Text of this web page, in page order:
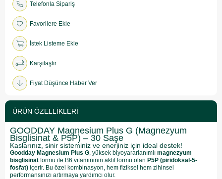
Telefonla Sipariş
Favorilere Ekle
İstek Listeme Ekle
Karşılaştır
Fiyat Düşünce Haber Ver
ÜRÜN ÖZELLIKLERI
GOODDAY Magnesium Plus G (Magnezyum
Bisglisinat & P5P) – 30 Saşe
Kaslarınız, sinir sisteminiz ve enerjiniz için ideal destek!
Goodday Magnesium Plus G, yüksek biyoyararlanımlı magnezyum
bisglisinat formu ile B6 vitamininin aktif formu olan P5P (piridoksal-5-
fosfat) içerir. Bu özel kombinasyon, hem fiziksel hem zihinsel
performansınızı artırmaya yardımcı olur.